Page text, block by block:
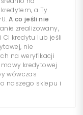
a Ty
A co jeśli nie
zrealizowany,
Ci kredytu lub jeśli
nie
na weryfikacji
kredytowej
wówczas
naszego sklepu i